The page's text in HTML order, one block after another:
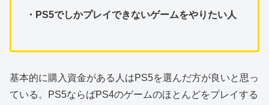
・PS5でしかプレイできないゲームをやりたい人
基本的に購入資金がある人はPS5を選んだ方が良いと思っ
ている。PS5ならばPS4のゲームのほとんどをプレイする